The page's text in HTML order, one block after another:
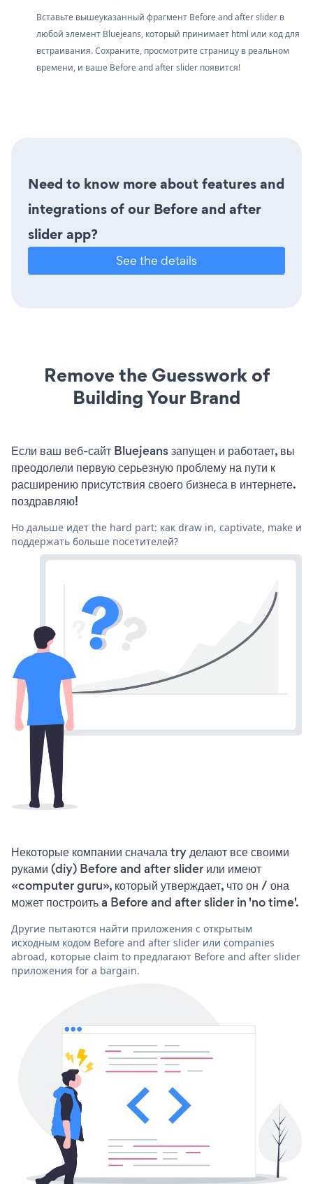
Вставьте вышеуказанный фрагмент Before and after slider в
любой элемент Bluejeans, который принимает html или код для
встраивания. Сохраните, просмотрите страницу в реальном
времени, и ваше Before and after slider появится!
Need to know more about features and
integrations of our Before and after
slider app?
See the details
Remove the Guesswork of
Building Your Brand
Если ваш веб-сайт Bluejeans запущен и работает, вы
преодолели первую серьезную проблему на пути к
расширению присутствия своего бизнеса в интернете.
поздравляю!
Но дальше идет the hard part: как draw in, captivate, make и
поддержать больше посетителей?
Некоторые компании сначала try делают все своими
руками (diy) Before and after slider или имеют
«computer guru», который утверждает, что он / она
может построить a Before and after slider in 'no time'.
Другие пытаются найти приложения с открытым
исходным кодом Before and after slider или companies
abroad, которые claim to предлагают Before and after slider
приложения for a bargain.